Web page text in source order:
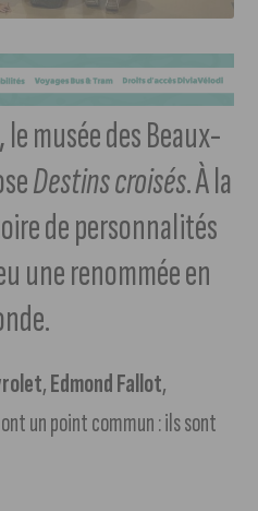
musée des Beaux-
Destins croisés. À la
de personnalités
une renommée en
,Edmond Fallot,
un point commun : ils sont